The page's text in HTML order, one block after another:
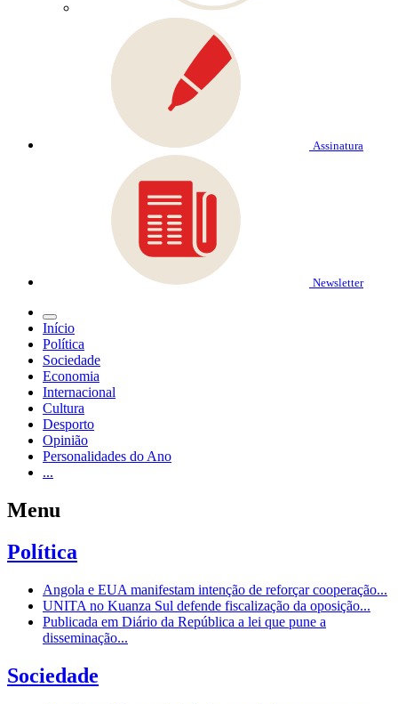
Assinatura
Newsletter
Início
Política
Sociedade
Economia
Internacional
Cultura
Desporto
Opinião
Personalidades do Ano
...
Menu
Política
Angola e EUA manifestam intenção de reforçar cooperação...
UNITA no Kuanza Sul defende fiscalização da oposição...
Publicada em Diário da República a lei que pune a
disseminação...
Sociedade